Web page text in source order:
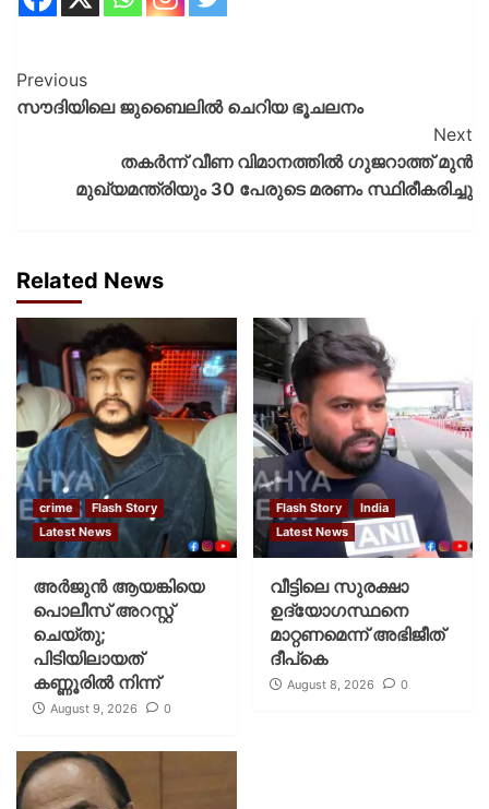
Previous
സൗദിയിലെ ജുബൈലിൽ ചെറിയ ഭൂചലനം
Next
തകർന്ന് വീണ വിമാനത്തിൽ ഗുജറാത്ത്‌ മുൻ
മുഖ്യമന്ത്രിയും 30 പേരുടെ മരണം സ്ഥിരീകരിച്ചു
Related News
crime
Flash Story
Latest News
അർജുൻ ആയങ്കിയെ
പൊലീസ് അറസ്റ്റ്
ചെയ്‌തു;
പിടിയിലായത്
കണ്ണൂരിൽ നിന്ന്
August 9, 2026 0
Flash Story
India
Latest News
വീട്ടിലെ സുരക്ഷാ
ഉദ്യോഗസ്ഥനെ
മാറ്റണമെന്ന് അഭിജീത്
ദീപ്‌കെ
August 8, 2026 0